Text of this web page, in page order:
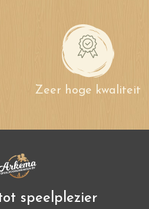
Zeer hoge kwaliteit
speelplezier